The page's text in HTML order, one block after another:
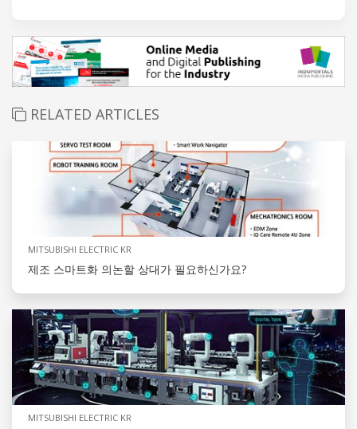
RELATED ARTICLES
MITSUBISHI ELECTRIC KR
제조 스마트화 의논할 상대가 필요하신가요?
MITSUBISHI ELECTRIC KR